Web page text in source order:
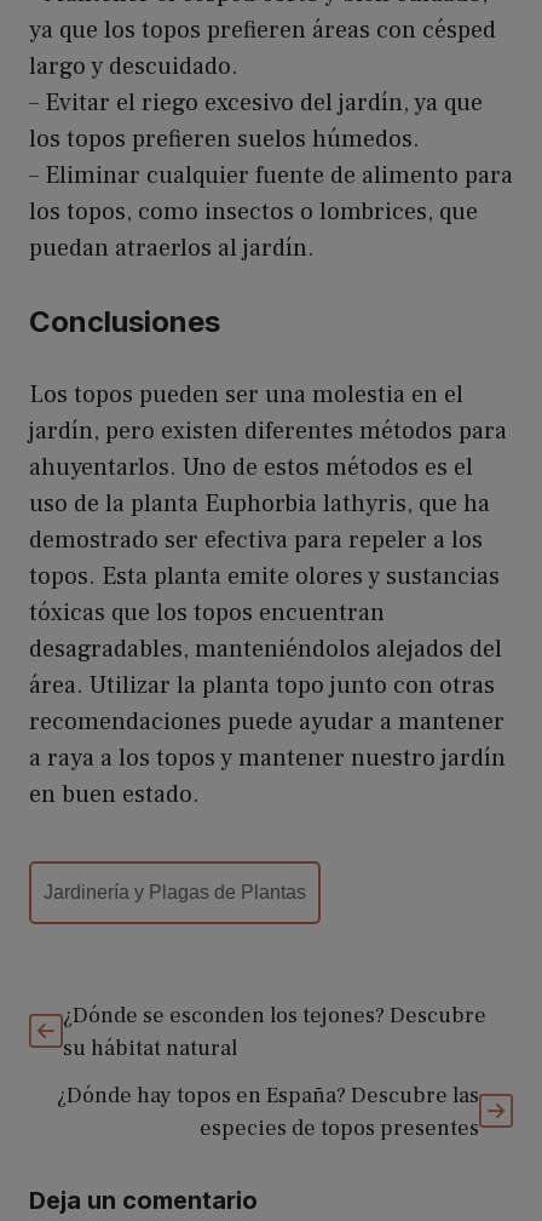
ya que los topos prefieren áreas con césped
largo y descuidado.
– Evitar el riego excesivo del jardín, ya que
los topos prefieren suelos húmedos.
– Eliminar cualquier fuente de alimento para
los topos, como insectos o lombrices, que
puedan atraerlos al jardín.
Conclusiones
Los topos pueden ser una molestia en el
jardín, pero existen diferentes métodos para
ahuyentarlos. Uno de estos métodos es el
uso de la planta Euphorbia lathyris, que ha
demostrado ser efectiva para repeler a los
topos. Esta planta emite olores y sustancias
tóxicas que los topos encuentran
desagradables, manteniéndolos alejados del
área. Utilizar la planta topo junto con otras
recomendaciones puede ayudar a mantener
a raya a los topos y mantener nuestro jardín
en buen estado.
Categorías
Jardinería y Plagas de Plantas
¿Dónde se esconden los tejones? Descubre
su hábitat natural
¿Dónde hay topos en España? Descubre las
especies de topos presentes
Deja un comentario